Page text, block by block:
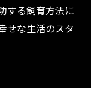
する飼育方法に
せな生活のスタ